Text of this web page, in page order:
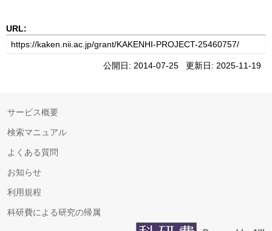
URL:
公開日: 2014-07-25 更新日: 2025-11-19
サービス概要
検索マニュアル
よくある質問
お知らせ
利用規程
科研費による研究の帰属